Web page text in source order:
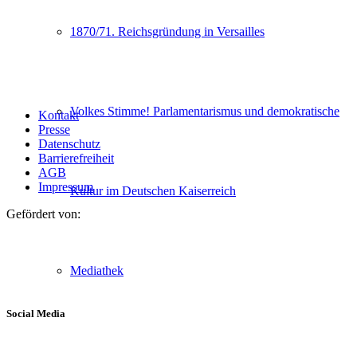
1870/71. Reichsgründung in Versailles
Volkes Stimme! Parlamentarismus und demokratische
Kultur im Deutschen Kaiserreich
Mediathek
Kontakt
Presse
Datenschutz
Barrierefreiheit
AGB
Impressum
Gefördert von:
Social Media